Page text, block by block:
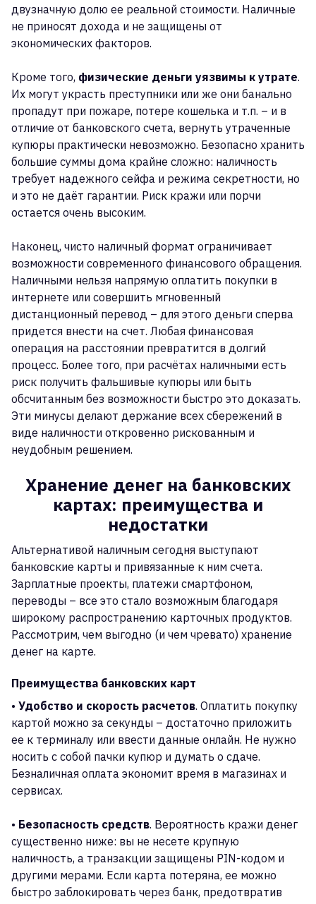
двузначную долю ее реальной стоимости. Наличные
не приносят дохода и не защищены от
экономических факторов.
Кроме того, физические деньги уязвимы к утрате.
Их могут украсть преступники или же они банально
пропадут при пожаре, потере кошелька и т.п. – и в
отличие от банковского счета, вернуть утраченные
купюры практически невозможно. Безопасно хранить
большие суммы дома крайне сложно: наличность
требует надежного сейфа и режима секретности, но
и это не даёт гарантии. Риск кражи или порчи
остается очень высоким.
Наконец, чисто наличный формат ограничивает
возможности современного финансового обращения.
Наличными нельзя напрямую оплатить покупки в
интернете или совершить мгновенный
дистанционный перевод – для этого деньги сперва
придется внести на счет. Любая финансовая
операция на расстоянии превратится в долгий
процесс. Более того, при расчётах наличными есть
риск получить фальшивые купюры или быть
обсчитанным без возможности быстро это доказать.
Эти минусы делают держание всех сбережений в
виде наличности откровенно рискованным и
неудобным решением.
Хранение денег на банковских
картах: преимущества и
недостатки
Альтернативой наличным сегодня выступают
банковские карты и привязанные к ним счета.
Зарплатные проекты, платежи смартфоном,
переводы – все это стало возможным благодаря
широкому распространению карточных продуктов.
Рассмотрим, чем выгодно (и чем чревато) хранение
денег на карте.
Преимущества банковских карт
• Удобство и скорость расчетов. Оплатить покупку
картой можно за секунды – достаточно приложить
ее к терминалу или ввести данные онлайн. Не нужно
носить с собой пачки купюр и думать о сдаче.
Безналичная оплата экономит время в магазинах и
сервисах.
• Безопасность средств. Вероятность кражи денег
существенно ниже: вы не несете крупную
наличность, а транзакции защищены PIN-кодом и
другими мерами. Если карта потеряна, ее можно
быстро заблокировать через банк, предотвратив